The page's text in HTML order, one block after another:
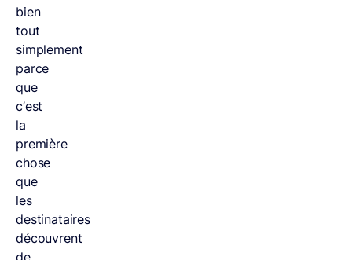
bien
tout
simplement
parce
que
c’est
la
première
chose
que
les
destinataires
découvrent
de